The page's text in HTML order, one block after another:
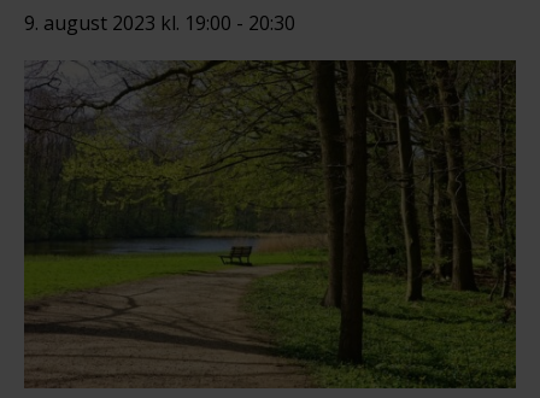
9. august 2023 kl. 19:00 - 20:30